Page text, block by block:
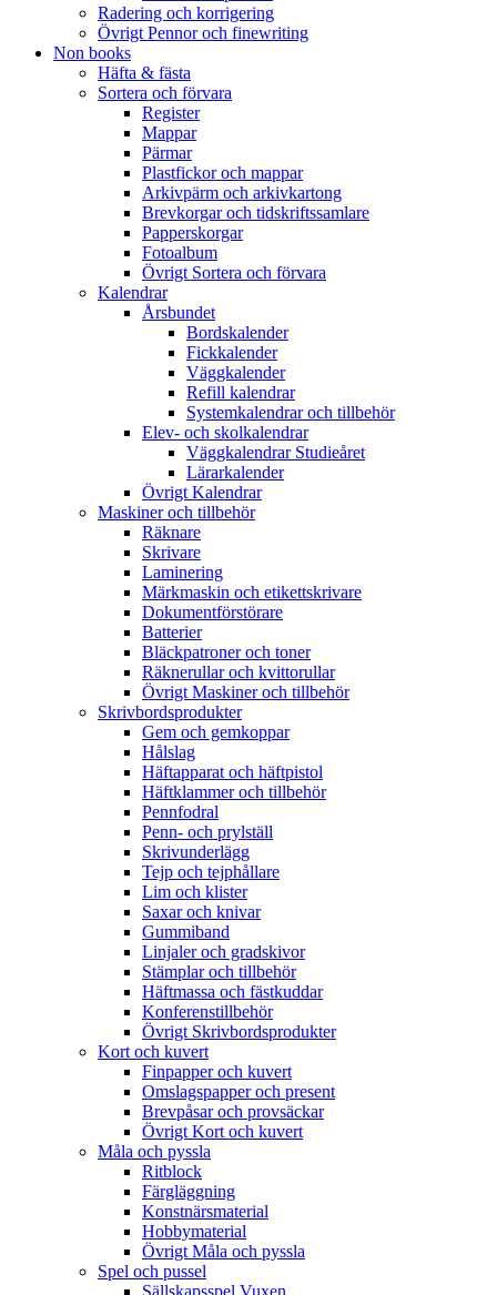
Radering och korrigering
Övrigt Pennor och finewriting
Non books
Häfta & fästa
Sortera och förvara
Register
Mappar
Pärmar
Plastfickor och mappar
Arkivpärm och arkivkartong
Brevkorgar och tidskriftssamlare
Papperskorgar
Fotoalbum
Övrigt Sortera och förvara
Kalendrar
Årsbundet
Bordskalender
Fickkalender
Väggkalender
Refill kalendrar
Systemkalendrar och tillbehör
Elev- och skolkalendrar
Väggkalendrar Studieåret
Lärarkalender
Övrigt Kalendrar
Maskiner och tillbehör
Räknare
Skrivare
Laminering
Märkmaskin och etikettskrivare
Dokumentförstörare
Batterier
Bläckpatroner och toner
Räknerullar och kvittorullar
Övrigt Maskiner och tillbehör
Skrivbordsprodukter
Gem och gemkoppar
Hålslag
Häftapparat och häftpistol
Häftklammer och tillbehör
Pennfodral
Penn- och prylställ
Skrivunderlägg
Tejp och tejphållare
Lim och klister
Saxar och knivar
Gummiband
Linjaler och gradskivor
Stämplar och tillbehör
Häftmassa och fästkuddar
Konferenstillbehör
Övrigt Skrivbordsprodukter
Kort och kuvert
Finpapper och kuvert
Omslagspapper och present
Brevpåsar och provsäckar
Övrigt Kort och kuvert
Måla och pyssla
Ritblock
Färgläggning
Konstnärsmaterial
Hobbymaterial
Övrigt Måla och pyssla
Spel och pussel
Sällskapsspel Vuxen